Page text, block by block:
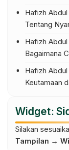
Hafizh Abdul
Tentang
Hafizh Abdul
Bagaimana
Hafizh Abdul
Keutamaan
Widget:
Silakan
Tampilan →